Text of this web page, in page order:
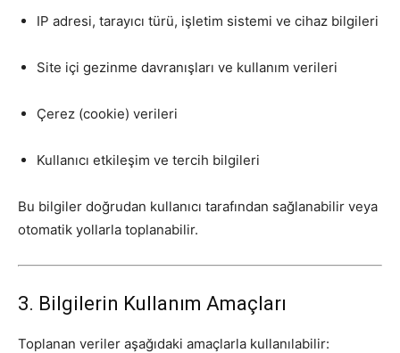
IP adresi, tarayıcı türü, işletim sistemi ve cihaz bilgileri
Site içi gezinme davranışları ve kullanım verileri
Çerez (cookie) verileri
Kullanıcı etkileşim ve tercih bilgileri
Bu bilgiler doğrudan kullanıcı tarafından sağlanabilir veya
otomatik yollarla toplanabilir.
3. Bilgilerin Kullanım Amaçları
Toplanan veriler aşağıdaki amaçlarla kullanılabilir: